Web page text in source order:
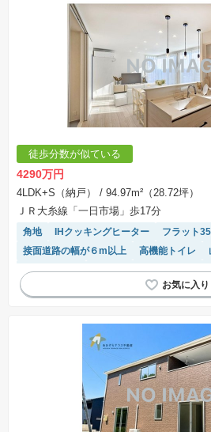
徒歩分数が似ている
4290万円
4LDK+S（納戸）
/ 94.97m²（28.72坪）
ＪＲ大糸線「一日市場」歩17分
角地 IHクッキングヒーター フラット
接面道路の幅が６m以上
高機能トイレ
バリアフリー
モニター付きインターホン
EV充電器
トイレ2個以上